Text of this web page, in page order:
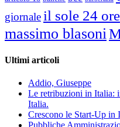
giornale il sole 24 ore
massimo blasoni
Ultimi articoli
Addio, Giuseppe
Le retribuzioni in Italia:
Italia.
Crescono le Start-Up in